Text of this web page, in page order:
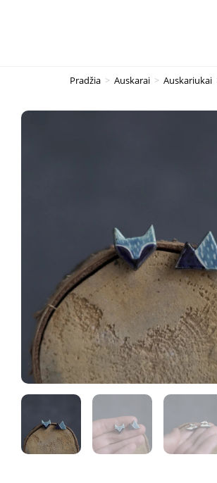
Pradžia > Auskarai > Auskariukai